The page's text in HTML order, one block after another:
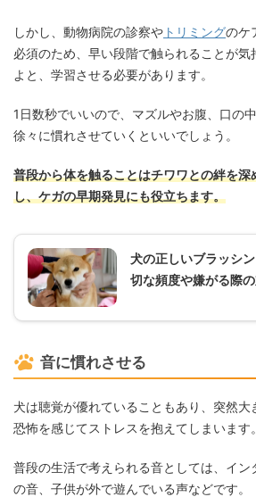
しかし、動物病院の診察や トリミングのケ
必須のため、早い段階で触られることが
よと、学習させる必要があります。
1日数秒でいいので、マズルやお腹、口の
徐々に慣れさせていくといいでしょう。
普段から体を触ることはチワワとの絆を深
し、ケガの早期発見にも役立ちます。
犬の正しいブラッシ
切な頻度や嫌がる際
音に慣れさせる
犬は聴覚が優れていることもあり、突然大
恐怖を感じてストレスを抱えてしまいます。
普段の生活で考えられる音としては、イン
の音、子供が外で遊んでいる声などです。